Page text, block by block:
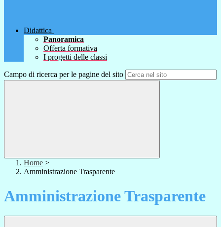
Didattica
Panoramica
Offerta formativa
I progetti delle classi
Campo di ricerca per le pagine del sito
Home >
Amministrazione Trasparente
Amministrazione Trasparente